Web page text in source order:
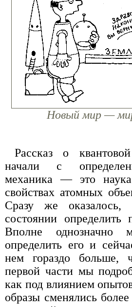
Новый мир —
Рассказ о
начали с
механика — это
свойствах атомных
Сразу же
состоянии определить
Вполне
определить его и
нем гораздо больше,
первой части мы
как под влиянием
образы сменялись